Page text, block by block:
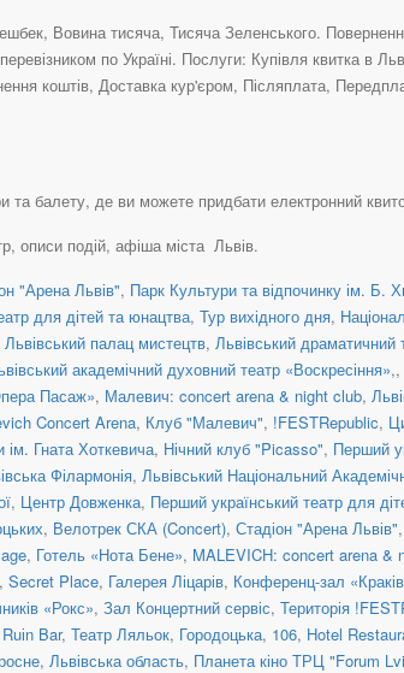
Вовина тисяча, Тисяча Зеленського.
по Україні. Послуги: Купівля квитка в
коштів, Доставка кур'єром, Післяплата,
та балету, де ви можете придбати електронний
описи подій, афіша міста Львів.
"Арена Львів", Парк Культури та відпочинку ім. Б.
для дітей та юнацтва, Тур вихідного дня,
Львівський палац мистецтв, Львівський драматичний
академічний духовний театр «Воскресіння»,,
Пасаж», Малевич: concert arena & night club,
Concert Arena, Клуб "Малевич", !FESTRepublic,
ім. Гната Хоткевича, Нічний клуб "Picasso", Перший
Філармонія, Львівський Національний
, Центр Довженка, Перший український театр для
, Велотрек СКА (Concert), Стадіон "Арена Львів",
, Готель «Нота Бене», MALEVICH: concert arena &
, Secret Place, Галерея Ліцарів, Конференц-зал
«Рокс», Зал Концертний сервіс, Територія
Bar, Театр Ляльок, Городоцька, 106, Hotel
Львівська область, Планета кіно ТРЦ "Forum